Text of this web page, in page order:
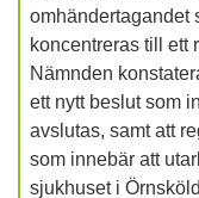
omhändertagandet
koncentreras till ett
Nämnden
ett nytt beslut som
avslutas, samt att
som innebär att
sjukhuset i